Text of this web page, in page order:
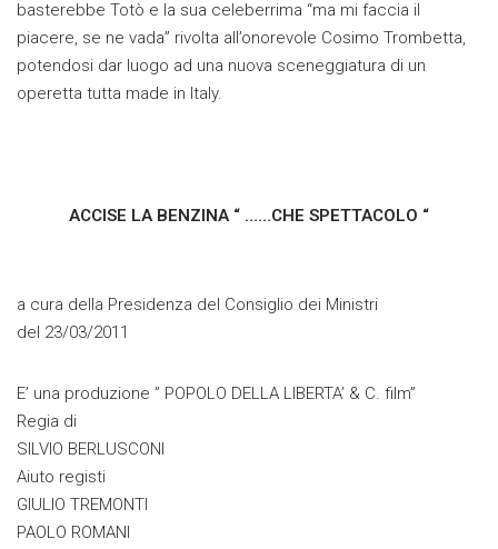
basterebbe Totò e la sua celeberrima “ma mi faccia il
piacere, se ne vada” rivolta all’onorevole Cosimo Trombetta,
potendosi dar luogo ad una nuova sceneggiatura di un
operetta tutta made in Italy.
ACCISE LA BENZINA “ ……CHE SPETTACOLO “
a cura della Presidenza del Consiglio dei Ministri
del 23/03/2011
E’ una produzione ” POPOLO DELLA LIBERTA’ & C. film”
Regia di
SILVIO BERLUSCONI
Aiuto registi
GIULIO TREMONTI
PAOLO ROMANI